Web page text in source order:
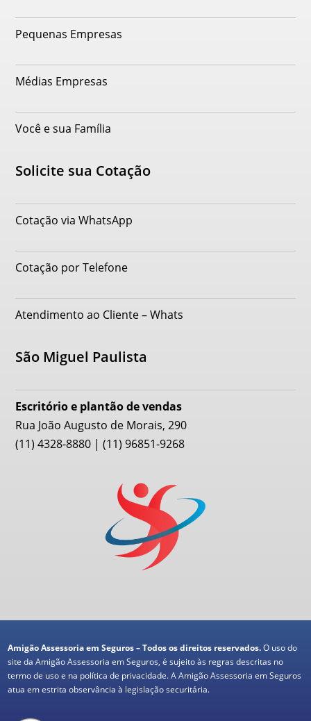
Pequenas Empresas
Médias Empresas
Você e sua Família
Solicite sua Cotação
Cotação via WhatsApp
Cotação por Telefone
Atendimento ao Cliente – Whats
São Miguel Paulista
Escritório e plantão de vendas
Rua João Augusto de Morais, 290
(11) 4328-8880 | (11) 96851-9268
Amigão Assessoria em Seguros – Todos os direitos reservados.O uso do
site da Amigão Assessoria em Seguros, é sujeito às regras descritas no
termo de uso e na política de privacidade. A Amigão Assessoria em Seguros
atua em estrita observância à legislação securitária.